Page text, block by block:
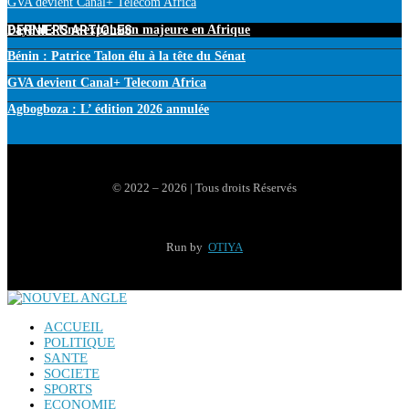
DERNIERS ARTICLES
PayPal : Une expansion majeure en Afrique
Bénin : Patrice Talon élu à la tête du Sénat
GVA devient Canal+ Telecom Africa
Agbogboza : L’ édition 2026 annulée
© 2022 – 2026 | Tous droits Réservés
Run by OTIYA
ACCUEIL
POLITIQUE
SANTE
SOCIETE
SPORTS
ECONOMIE